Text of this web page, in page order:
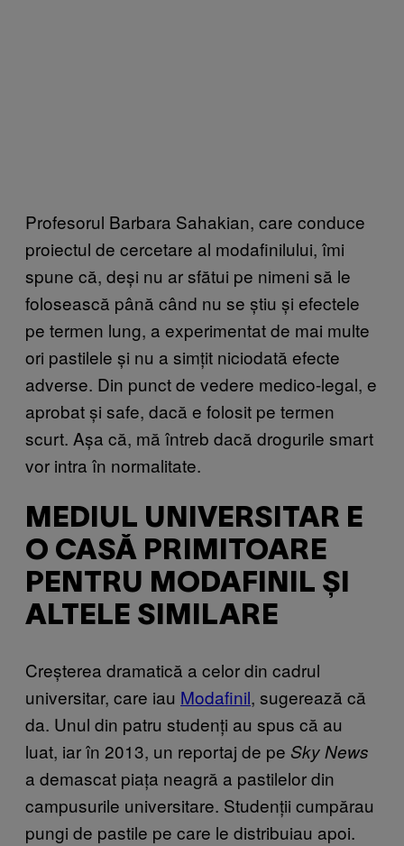
Profesorul Barbara Sahakian, care conduce
proiectul de cercetare al modafinilului, îmi
spune că, deși nu ar sfătui pe nimeni să le
folosească până când nu se știu și efectele
pe termen lung, a experimentat de mai multe
ori pastilele și nu a simțit niciodată efecte
adverse. Din punct de vedere medico-legal, e
aprobat și safe, dacă e folosit pe termen
scurt. Așa că, mă întreb dacă drogurile smart
vor intra în normalitate.
MEDIUL UNIVERSITAR E
O CASĂ PRIMITOARE
PENTRU MODAFINIL ȘI
ALTELE SIMILARE
Creșterea dramatică a celor din cadrul
universitar, care iau Modafinil, sugerează că
da. Unul din patru studenți au spus că au
luat, iar în 2013, un reportaj de pe Sky News
a demascat piața neagră a pastilelor din
campusurile universitare. Studenții cumpărau
pungi de pastile pe care le distribuiau apoi.